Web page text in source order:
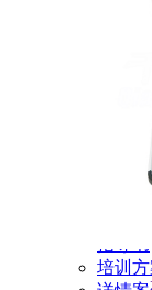
直流
电力
局部
承试
行业资
解决
培训